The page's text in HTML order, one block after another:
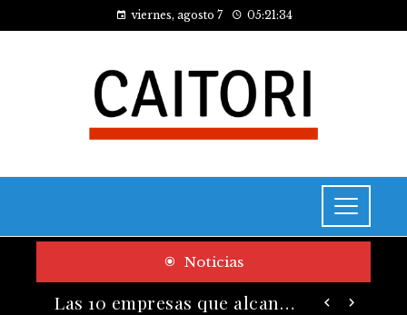
viernes, agosto 7 05:21:35
Noticias
Las 10 empresas que alcanzaron los valores bursátiles más altos en su auge histórico